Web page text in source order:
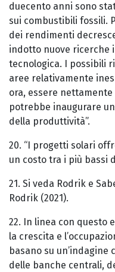
duecento anni sono
sui combustibili fossili.
dei rendimenti
indotto nuove ricerche
tecnologica. I possibili
aree relativamente
ora, essere nettamente
potrebbe inaugurare
della produttività”.
20. “I progetti solari
un costo tra i più bassi
21. Si veda Rodrik e
Rodrik (2021).
22. In linea con questo
la crescita e
basano su
delle banche centrali,